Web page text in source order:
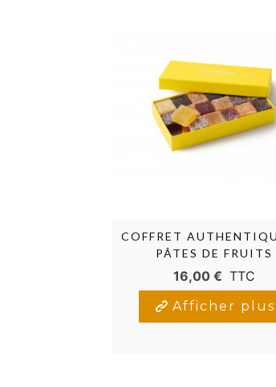
COFFRET
PÂTES DE FRUITS
16,00 € TTC
Afficher plus